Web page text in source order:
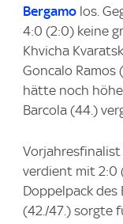
Bergamo los.
4:0 (2:0) keine
Khvicha
Goncalo Ramos
hätte noch
Barcola (44.)
Vorjahresfinalist
verdient mit 2:0
Doppelpack des
(42./47.) sorgte